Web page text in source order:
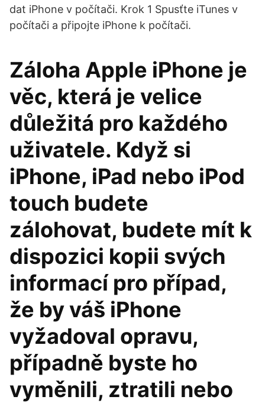
dat iPhone v počítači. Krok 1 Spusťte iTunes v
počítači a připojte iPhone k počítači.
Záloha Apple iPhone je
věc, která je velice
důležitá pro každého
uživatele. Když si
iPhone, iPad nebo iPod
touch budete
zálohovat, budete mít k
dispozici kopii svých
informací pro případ,
že by váš iPhone
vyžadoval opravu,
případně byste ho
vyměnili, ztratili nebo